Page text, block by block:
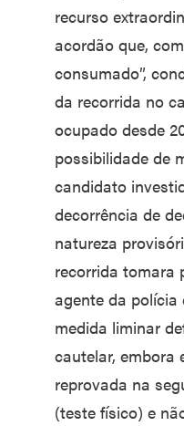
recurso
acordão que,
consumado”,
da recorrida no
ocupado desde
possibilidade de
candidato
decorrência de
natureza
recorrida tomara
agente da polícia
medida liminar
cautelar, embora
reprovada na
(teste físico) e